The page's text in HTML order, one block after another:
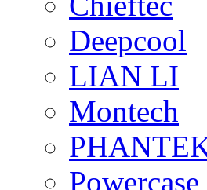
Deepcool
LIAN LI
Montech
Powercase